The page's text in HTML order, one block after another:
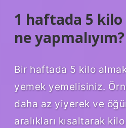
1 haftada 5
ne yapmalıyım?
Bir haftada 5 kilo almak
yemek yemelisiniz.
daha az yiyerek ve
aralıkları kısaltarak